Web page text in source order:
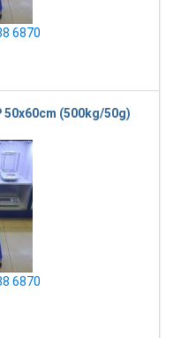
6870
50x60cm (500kg/50g)
6870